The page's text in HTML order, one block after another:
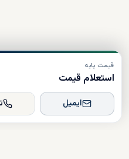
قیمت پایه
استعلام قیمت
ایمیل